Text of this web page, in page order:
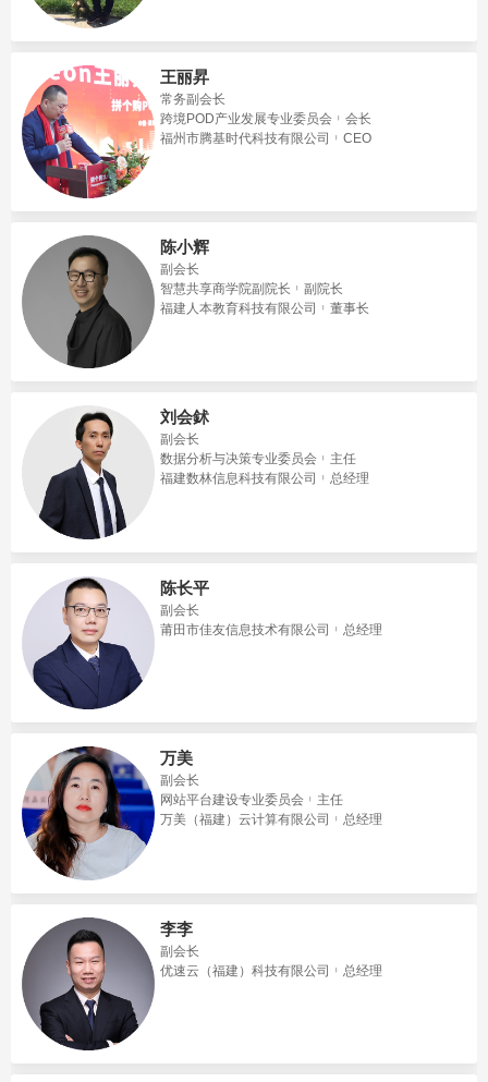
王丽昇
常务副会长
跨境POD产业发展专业委员会
会长
福州市腾基时代科技有限公司
CEO
陈小辉
副会长
智慧共享商学院副院长
副院长
福建人本教育科技有限公司
董事长
刘会鉥
副会长
数据分析与决策专业委员会
主任
福建数林信息科技有限公司
总经理
陈长平
副会长
莆田市佳友信息技术有限公司
总经理
万美
副会长
网站平台建设专业委员会
主任
万美（福建）云计算有限公司
总经理
李李
副会长
优速云（福建）科技有限公司
总经理